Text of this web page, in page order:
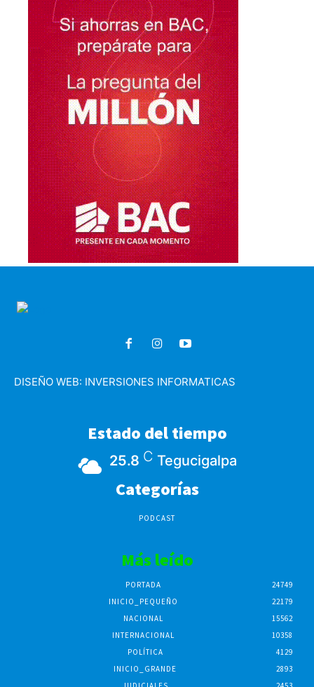
DISEÑO WEB: INVERSIONES INFORMATICAS
Estado del tiempo
25.8 C Tegucigalpa
Categorías
PODCAST
Más leído
PORTADA
24749
INICIO_PEQUEÑO
22179
NACIONAL
15562
INTERNACIONAL
10358
POLÍTICA
4129
INICIO_GRANDE
2893